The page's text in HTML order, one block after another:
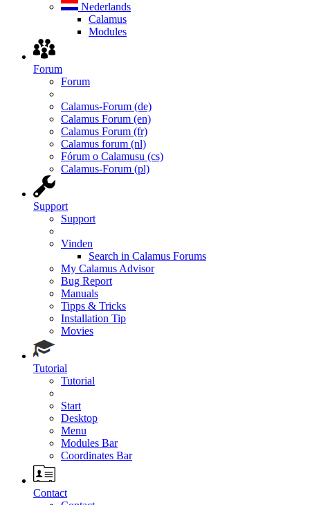
Nederlands
Calamus
Modules
Forum
Forum
Calamus-Forum (de)
Calamus Forum (en)
Calamus Forum (fr)
Calamus forum (nl)
Fórum o Calamusu (cs)
Calamus-Forum (pl)
Support
Support
Vinden
Search in Calamus Forums
My Calamus Advisor
Bug Report
Manuals
Tipps & Tricks
Installation Tip
Movies
Tutorial
Tutorial
Start
Desktop
Menu
Modules Bar
Coordinates Bar
Contact